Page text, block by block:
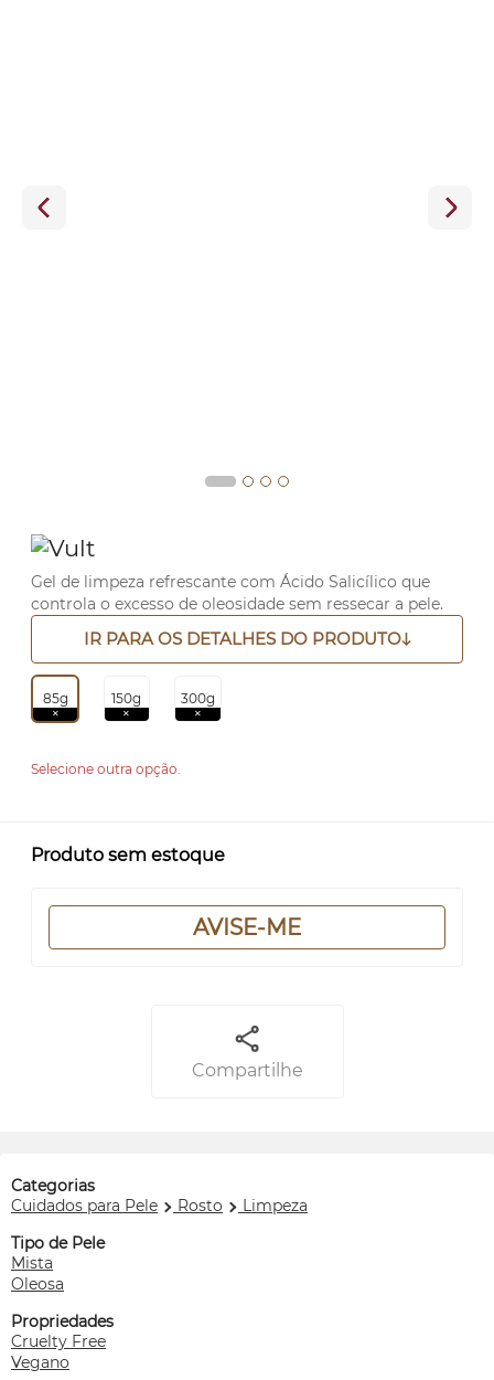
Gel de limpeza refrescante com Ácido Salicílico que
controla o excesso de oleosidade sem ressecar a pele.
IR PARA OS DETALHES DO PRODUTO
85g 150g 300g
Selecione outra opção.
Produto sem estoque
AVISE-ME
Compartilhe
Categorias
Cuidados para Pele
Rosto
Limpeza
Tipo de Pele
Mista
Oleosa
Propriedades
Cruelty Free
Vegano